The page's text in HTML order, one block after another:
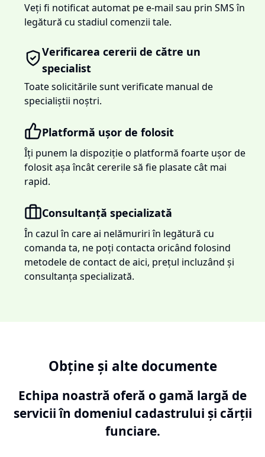
Veți fi notificat automat pe e-mail sau prin SMS în
legătură cu stadiul comenzii tale.
Verificarea cererii de către un
specialist
Toate solicitările sunt verificate manual de
specialiștii noștri.
Platformă ușor de folosit
Îți punem la dispoziție o platformă foarte ușor de
folosit așa încât cererile să fie plasate cât mai
rapid.
Consultanță specializată
În cazul în care ai nelămuriri în legătură cu
comanda ta, ne poți contacta oricând folosind
metodele de contact de aici, prețul incluzând și
consultanța specializată.
Obține și alte documente
Echipa noastră oferă o gamă largă de
servicii în domeniul cadastrului și cărții
funciare.